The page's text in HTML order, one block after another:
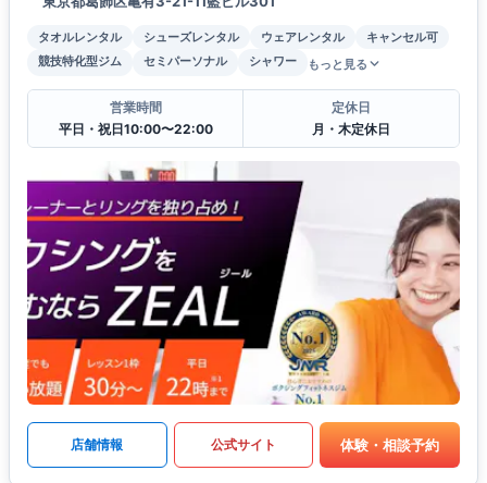
タオルレンタル シューズレンタル ウェアレンタル
キャンセル可
競技特化型ジム
セミパーソナル シャワー もっと見る
営業時間
平日・祝日10:00〜22:00
定休日
月・木定休日
店舗情報 公式サイト 体験・相談予約